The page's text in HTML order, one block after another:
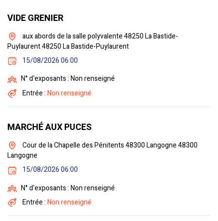
VIDE GRENIER
aux abords de la salle polyvalente 48250 La Bastide-
Puylaurent 48250 La Bastide-Puylaurent
15/08/2026 06:00
N° d'exposants : Non renseigné
Entrée :Non renseigné
MARCHÉ AUX PUCES
Cour de la Chapelle des Pénitents 48300 Langogne 48300
Langogne
15/08/2026 06:00
N° d'exposants : Non renseigné
Entrée :Non renseigné